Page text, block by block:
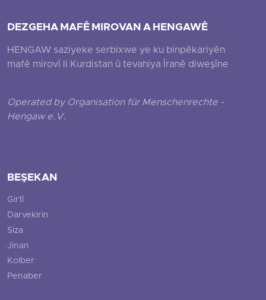
DEZGEHA MAFÊ MIROVAN A HENGAWÊ
HENGAW saziyeke serbixwe ye ku binpêkariyên
mafê mirovî li Kurdistan û tevahiya Îranê diweşîne
Operated by Organisation für Menschenrechte -
Hengaw e.V.
BEŞEKAN
Girtî
Darvekirin
Siza
Jinan
Kolber
Penaber